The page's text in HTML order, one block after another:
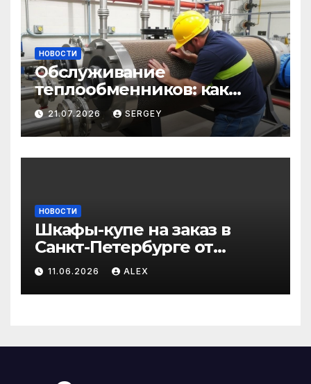
НОВОСТИ
Обслуживание
теплообменников: как
сохранить эффективность
и избежать простоев
21.07.2026 SERGEY
НОВОСТИ
Шкафы-купе на заказ в
Санкт-Петербурге от
производителя по
доступным ценам
11.06.2026 ALEX